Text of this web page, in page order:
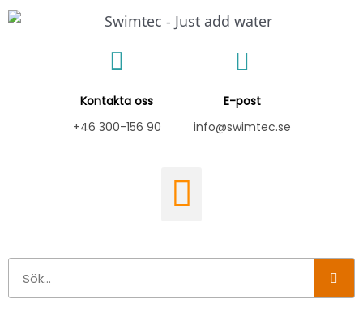
Hoppa
Kontakta oss
+46 300-156 90
E-post
info@swimtec.se